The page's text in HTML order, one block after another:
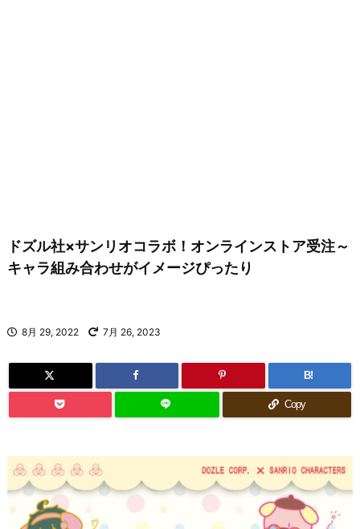
ドズル社×サンリオコラボ！オンラインストア受注～
キャラ組み合わせがイメージぴったり
8月 29, 2022 7月 26, 2023
B!
Copy